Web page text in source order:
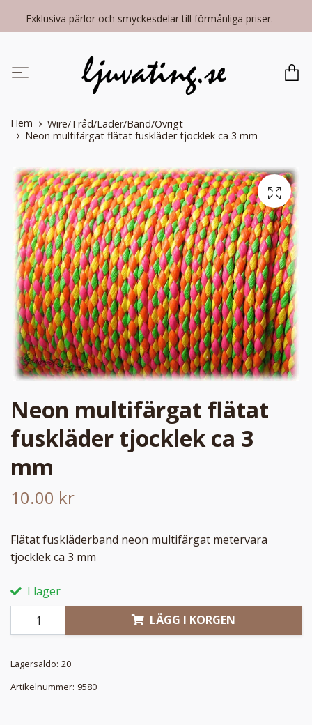
Exklusiva pärlor och smyckesdelar till förmånliga priser.
Hem
Wire/Tråd/Läder/Band/Övrigt
Neon multifärgat flätat fuskläder tjocklek ca 3 mm
Neon multifärgat flätat
fuskläder tjocklek ca 3
mm
10.00 kr
Flätat fuskläderband neon multifärgat metervara
tjocklek ca 3 mm
I lager
LÄGG I KORGEN
Lagersaldo: 20
Artikelnummer: 9580